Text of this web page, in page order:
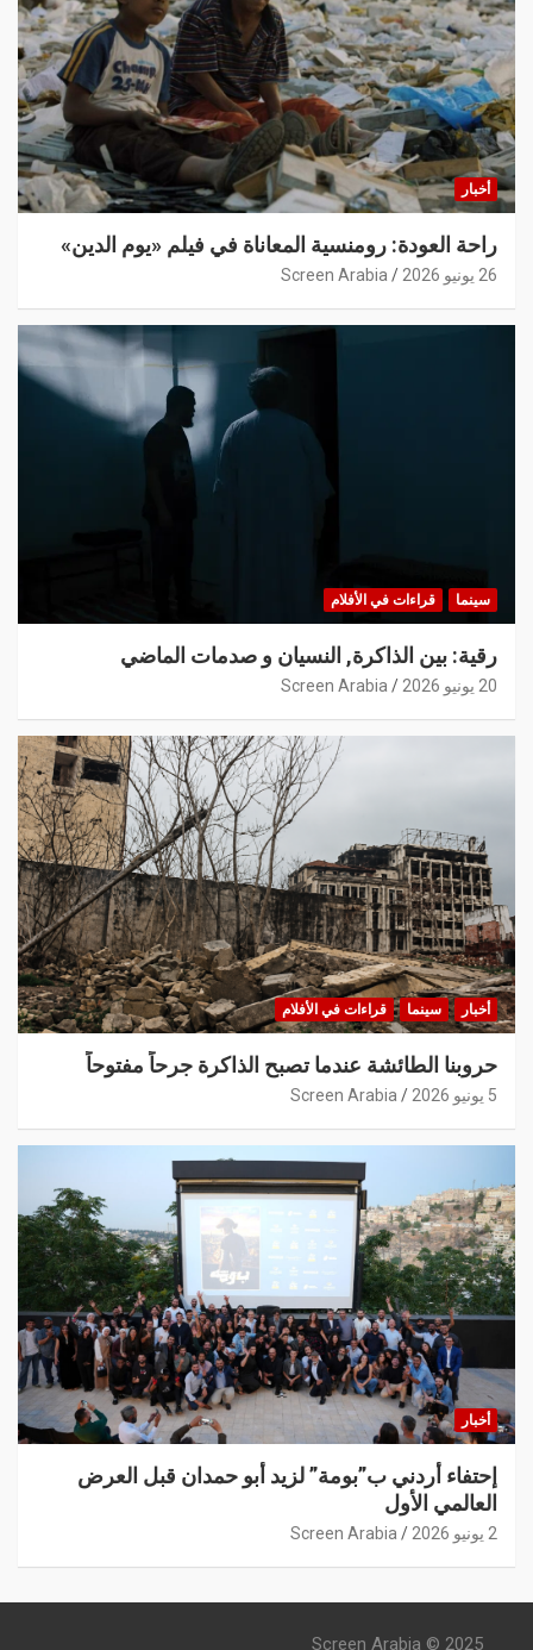
أخبار
راحة العودة: رومنسية المعاناة في فيلم «يوم الدين»
26 يونيو 2026 Screen Arabia
سينما قراءات في الأفلام
رقية: بين الذاكرة, النسيان و صدمات الماضي
20 يونيو 2026 Screen Arabia
أخبار سينما قراءات في الأفلام
حروبنا الطائشة عندما تصبح الذاكرة جرحاً مفتوحاً
5 يونيو 2026 Screen Arabia
أخبار
إحتفاء أردني ب”بومة” لزيد أبو حمدان قبل العرض
العالمي الأول
2 يونيو 2026 Screen Arabia
Screen Arabia © 2025